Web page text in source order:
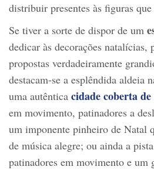
distribuir presentes às figuras
Se tiver a sorte de dispor de um
dedicar às decorações natalícias,
propostas verdadeiramente
destacam‑se a esplêndida aldeia
uma autêntica cidade coberta
em movimento, patinadores a
um imponente pinheiro de Natal
de música alegre; ou ainda a
patinadores em movimento e um